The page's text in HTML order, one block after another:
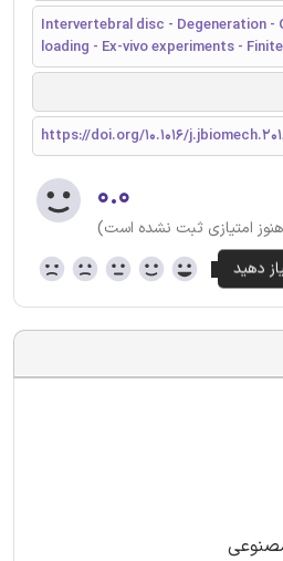
Intervertebral disc - Degeneration -
loading - Ex-vivo experiments -
https://doi.org/10.1016/
۰.۰
امتیازی ثبت نشده است)